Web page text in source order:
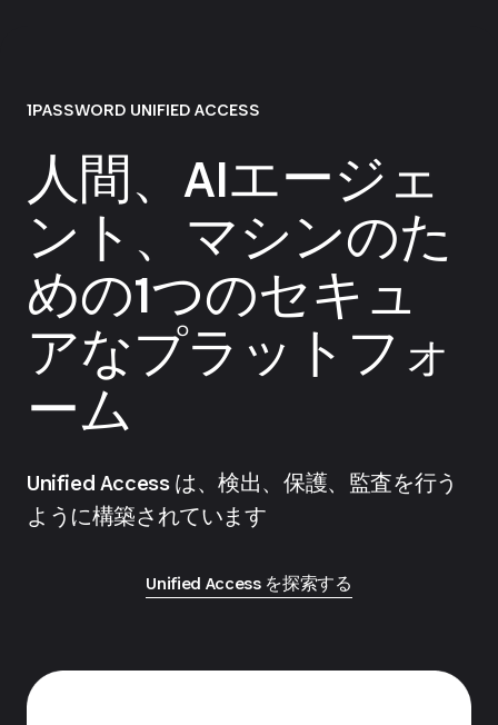
1PASSWORD UNIFIED ACCESS
人間、AIエージェ
ント、マシンのた
めの1つのセキュ
アなプラットフォ
ーム
Unified Access は、検出、保護、監査を行う
ように構築されています
Unified Access を探索する